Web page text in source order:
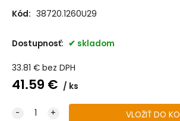
Kód: 38720.1260U29
Dostupnosť: skladom
33.81 € bez DPH
41.59 € ks